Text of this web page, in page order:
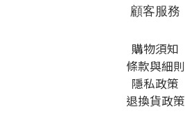
顧客服務
購物須知
條款與細則
隱私政策
退換貨政策